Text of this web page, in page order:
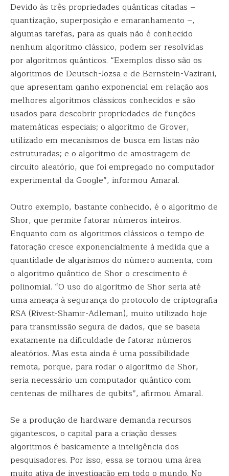
Devido às três propriedades quânticas citadas –
quantização, superposição e emaranhamento –,
algumas tarefas, para as quais não é conhecido
nenhum algoritmo clássico, podem ser resolvidas
por algoritmos quânticos. “Exemplos disso são os
algoritmos de Deutsch-Jozsa e de Bernstein-Vazirani,
que apresentam ganho exponencial em relação aos
melhores algoritmos clássicos conhecidos e são
usados para descobrir propriedades de funções
matemáticas especiais; o algoritmo de Grover,
utilizado em mecanismos de busca em listas não
estruturadas; e o algoritmo de amostragem de
circuito aleatório, que foi empregado no computador
experimental da Google”, informou Amaral.
Outro exemplo, bastante conhecido, é o algoritmo de
Shor, que permite fatorar números inteiros.
Enquanto com os algoritmos clássicos o tempo de
fatoração cresce exponencialmente à medida que a
quantidade de algarismos do número aumenta, com
o algoritmo quântico de Shor o crescimento é
polinomial. “O uso do algoritmo de Shor seria até
uma ameaça à segurança do protocolo de criptografia
RSA (Rivest-Shamir-Adleman), muito utilizado hoje
para transmissão segura de dados, que se baseia
exatamente na dificuldade de fatorar números
aleatórios. Mas esta ainda é uma possibilidade
remota, porque, para rodar o algoritmo de Shor,
seria necessário um computador quântico com
centenas de milhares de qubits”, afirmou Amaral.
Se a produção de hardware demanda recursos
gigantescos, o capital para a criação desses
algoritmos é basicamente a inteligência dos
pesquisadores. Por isso, essa se tornou uma área